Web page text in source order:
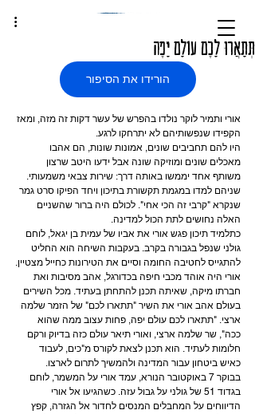
תְּתָאֲרוּ לָכֶם עוֹלָם יָפֶה
הורידו את הסיפור
אורי ותמיר לוקר נולדו בהפרש של עשר דקות זה מזה, ומאז
הקפידו שנפשותיהם לא יתרחקו לרגע.
היו להם תחביבים שונים, אמונות שונות, הם אהבו
מאכלים שונים ומוזיקה שונה אבל ידעו היטב שרצון
משותף אחד יממשו באותה דרך: שירות צבאי משמעותי.
שניהם למדו במגמת תקשורת בתיכון ויחד הפיקו סרט גמר
שנקרא "קרבי זה הכי אחי". לכולם היה ברור שהשניים
האלה נחושים לתת הכול למדינה.
כתלמיד תיכון פגש אורי את אביו של עמית בן יגאל, לוחם
גולני שנפל בגבורה בקרב. בעקבות השיחה הוא החליט
להתגייס לחטיבה החומה וסיים את הטירונות כחייל מצטיין.
אורי היה אוהד מכבי חיפה בכדורגל, אהב מסיבות ואת
חברתו מיקה, שאיתה תכנן להתחתן בעתיד. מכל השירים
בעולם אהב אורי את השיר "תתארו לכם" של הזמר שלמה
ארצי. "תתארו לכם עולם יפה, פחות עצוב ממה שהוא
ככה", שר שלמה ארצי, ואורי תיאר עולם כזה בדיוק ורקם
חלומות לעתיד. הוא תכנן לצאת לקורס מ"כים, לעבוד
כאיש ביטחון עבור המדינה ולהמשיך לתרום לארצו.
בבוקר 7 באוקטובר הנורא, עמד אורי על המשמר, לוחם
בגדוד 51 של גולני על גבול עזה. כשהגיעו אל אורי
הדיווחים על המחבלים המנסים לחדור אל הגזרה, קפץ